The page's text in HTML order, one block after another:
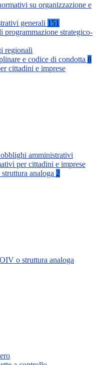
su organizzazione e
generali 151
programmazione strategico-
regionali
e codice di condotta 8
cittadini e imprese
amministrativi
per cittadini e imprese
analoga 2
o struttura analoga